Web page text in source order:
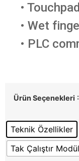
•
• Wet
• PLC
Ürün Seçenekleri
Teknik Özellikler
Tak Çalıştır